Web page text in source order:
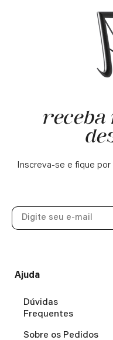
receba
Inscreva-se e fique
Ajuda
Dúvidas
Frequentes
Sobre os Pedidos